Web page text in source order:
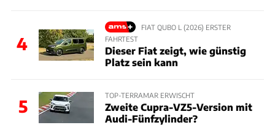
4
FIAT QUBO L (2026) ERSTER
FAHRTEST
Dieser Fiat zeigt, wie günstig
Platz sein kann
5
TOP-TERRAMAR ERWISCHT
Zweite Cupra-VZ5-Version mit
Audi-Fünfzylinder?